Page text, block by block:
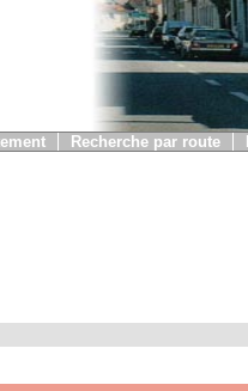
Recherche par route